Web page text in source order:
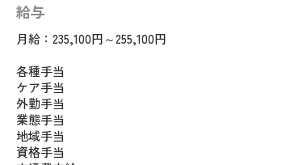
給与
月給：235,100円～255,100円
各種手当
ケア手当
外勤手当
業態手当
地域手当
資格手当